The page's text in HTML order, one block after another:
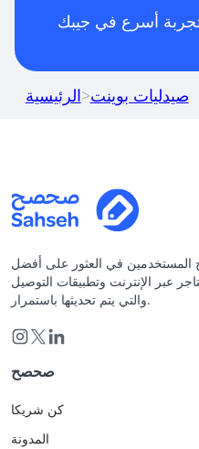
أسرع في جيبك
الرئيسية>صيدليات بوينت
في العثور على أفضل
عبر الإنترنت وتطبيقات التوصيل
والتي يتم تحديثها باستمرار.
صحصح
كن شريكا
المدونة